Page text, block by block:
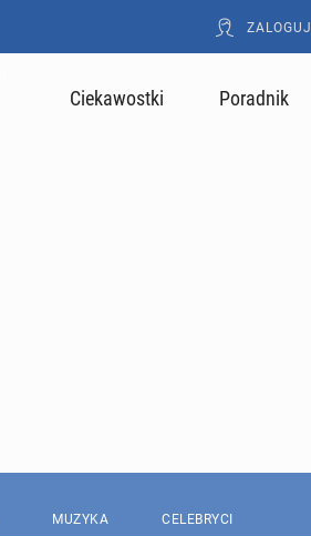
ZALOGUJ
Ciekawostki Poradnik
MUZYKA CELEBRYCI